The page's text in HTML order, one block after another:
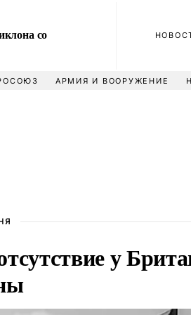
со
АРМИЯ И ВООРУЖЕНИЕ
у